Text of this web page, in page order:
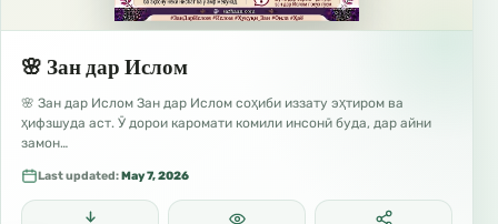
🌸 Зан дар Ислом
🌸 Зан дар Ислом Зан дар Ислом соҳиби иззату эҳтиром ва
ҳифзшуда аст. Ӯ дорои каромати комили инсонӣ буда, дар айни
замон…
Last updated:May 7, 2026